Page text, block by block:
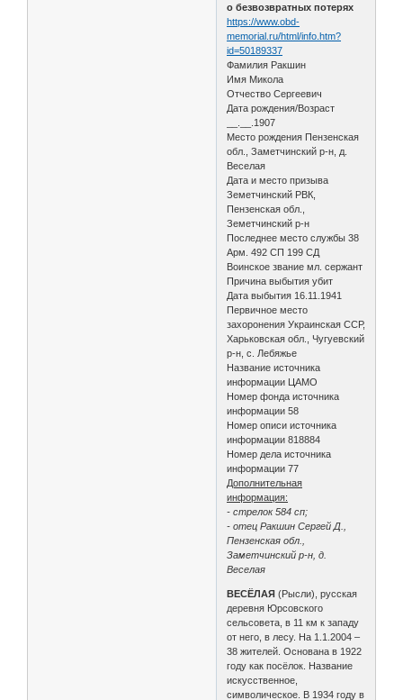
о безвозвратных потерях
https://www.obd-
memorial.ru/html/info.htm?
id=50189337
Фамилия Ракшин
Имя Микола
Отчество Сергеевич
Дата рождения/Возраст
__.__.1907
Место рождения Пензенская
обл., Заметчинский р-н, д.
Веселая
Дата и место призыва
Земетчинский РВК,
Пензенская обл.,
Земетчинский р-н
Последнее место службы 38
Арм. 492 СП 199 СД
Воинское звание мл. сержант
Причина выбытия убит
Дата выбытия 16.11.1941
Первичное место
захоронения Украинская ССР,
Харьковская обл., Чугуевский
р-н, с. Лебяжье
Название источника
информации ЦАМО
Номер фонда источника
информации 58
Номер описи источника
информации 818884
Номер дела источника
информации 77
Дополнительная
информация:
- стрелок 584 сп;
- отец Ракшин Сергей Д.,
Пензенская обл.,
Заметчинский р-н, д.
Веселая
ВЕСЁЛАЯ (Рысли), русская
деревня Юрсовского
сельсовета, в 11 км к западу
от него, в лесу. На 1.1.2004 –
38 жителей. Основана в 1922
году как посёлок. Название
искусственное,
символическое. В 1934 году в